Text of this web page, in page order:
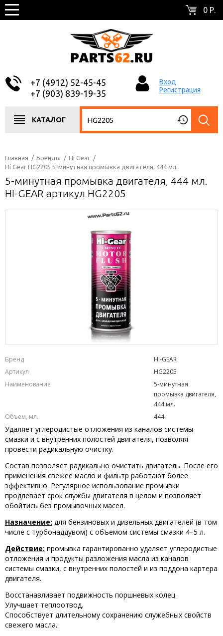
0 Р.
+7 (4912) 52-45-45
+7 (903) 839-19-35
Вход
Регистрация
КАТАЛОГ
Главная / Бренды / Hi Gear /
Hi Gear HG2205 5-минутная промывка двигателя, 444 мл.
5-минутная промывка двигателя, 444 мл.
HI-GEAR артикул HG2205
Бренд
HI-GEAR
Артикул
HG2205
Наименование
5-минутная
промывка двигателя,
444 мл.
Объем, мл.
444
Удаляет углеродистые отложения из каналов системы
смазки и с внутренних полостей двигателя, позволяя
провести радикальную очистку.
Состав позволяет радикально очистить двигатель. После его
применения свежее ‎масло и ‎фильтр работают более
эффективно. Регулярное использование промывки
продлевает срок службы двигателя в целом и позволяет
обойтись без ‎промывочных масел.‎
Назначение: для бензиновых и дизельных двигателей (в том
числе с турбонаддувом) с объемом системы смазки 4–5 л.
Действие: промывка гарантированно удаляет углеродистые
отложения и продукты разложения масла из каналов
системы смазки, с внутренних полостей и из поддона картера
двигателя.
Восстанавливает подвижность поршневых колец.
Улучшает теплоотвод.
Способствует длительному сохранению служебных свойств
свежего масла.